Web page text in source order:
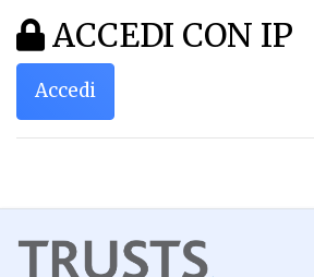
ACCEDI CON IP
Accedi